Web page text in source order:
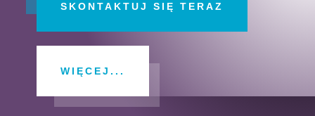
SKONTAKTUJ SIĘ TERAZ
WIĘCEJ...